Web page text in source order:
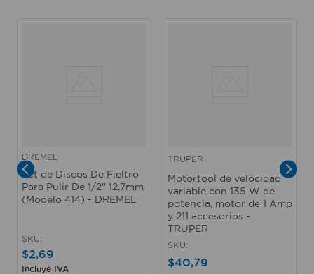
DREMEL
Set de Discos De Fieltro
Para Pulir De 1/2" 12,7mm
(Modelo 414) - DREMEL
SKU:
$2,69
Incluye IVA
TRUPER
Motortool de velocidad
variable con 135 W de
potencia, motor de 1 Amp
y 211 accesorios -
TRUPER
SKU:
$40,79